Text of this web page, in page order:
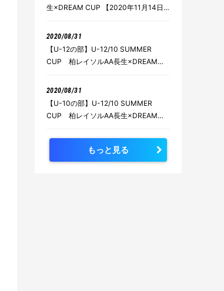
生×DREAM CUP 【2020年11月14日
2020/08/31
【U-12の部】U-12/10 SUMMER
CUP 柏レイソルAA長生×DREAM
催】
2020/08/31
【U-10の部】U-12/10 SUMMER
CUP 柏レイソルAA長生×DREAM
催】
もっと見る